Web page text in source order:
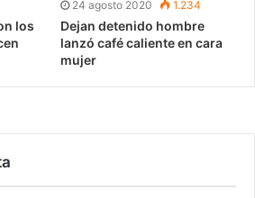
los
24 agosto 2020 1.234
Dejan detenido hombre
lanzó café caliente en cara
mujer